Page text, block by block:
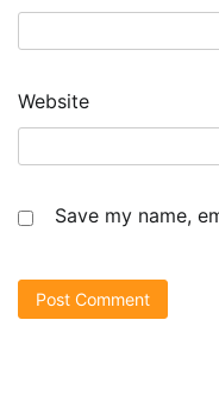
Website
Save my name,